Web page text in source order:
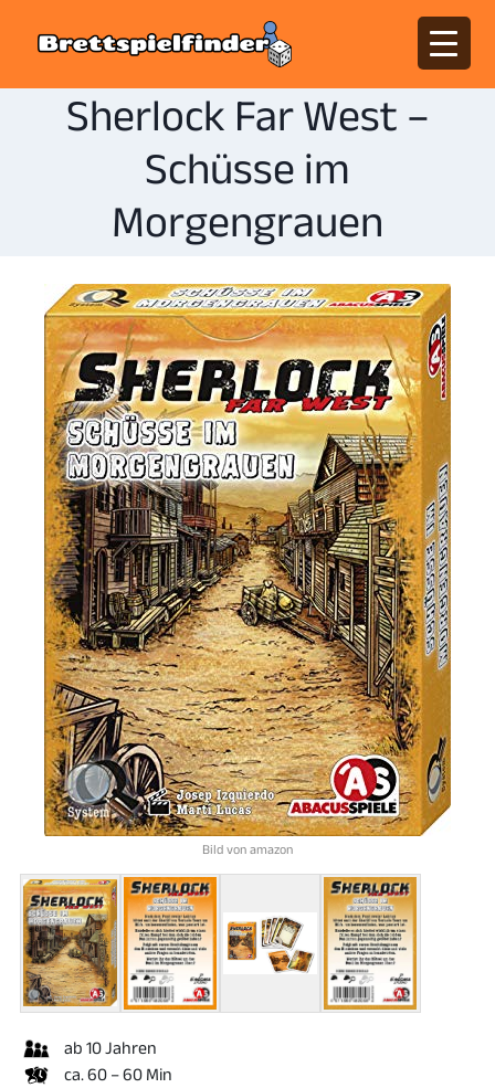
Sherlock Far West –
Schüsse im
Morgengrauen
Bild von amazon
ab 10 Jahren
ca. 60 – 60 Min